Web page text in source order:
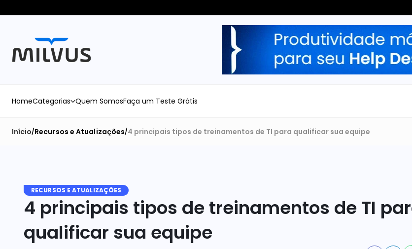
HomeCategorias Quem SomosFaça um Teste Grátis
Início/Recursos e Atualizações/4 principais tipos de treinamentos de TI para qualificar sua equipe
RECURSOS E ATUALIZAÇÕES
4 principais tipos de treinamentos de TI
qualificar sua equipe